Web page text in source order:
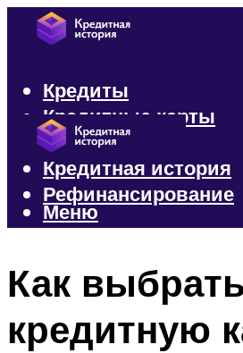
Кредиты
Кредитные карты
Микрозаймы
Кредитная история
Рефинансирование
Меню
Как выбрать
кредитную